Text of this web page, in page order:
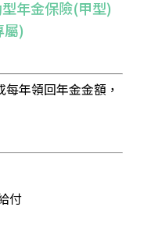
年金保險(甲型)
屬)
年領回年金金額，
付